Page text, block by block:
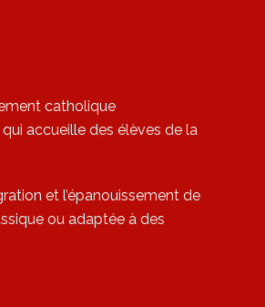
catholique
accueille des élèves de la
et l’épanouissement de
ou adaptée à des